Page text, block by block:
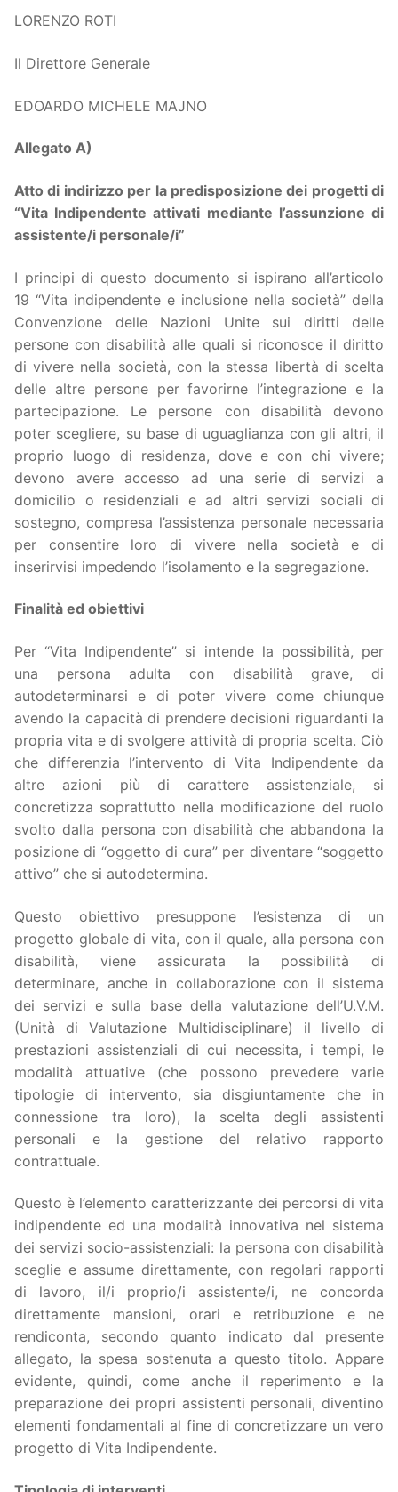
LORENZO ROTI
Il Direttore Generale
EDOARDO MICHELE MAJNO
Allegato A)
Atto di indirizzo per la predisposizione dei progetti di
“Vita Indipendente attivati mediante l’assunzione di
assistente/i personale/i”
I principi di questo documento si ispirano all’articolo
19 “Vita indipendente e inclusione nella società” della
Convenzione delle Nazioni Unite sui diritti delle
persone con disabilità alle quali si riconosce il diritto
di vivere nella società, con la stessa libertà di scelta
delle altre persone per favorirne l’integrazione e la
partecipazione. Le persone con disabilità devono
poter scegliere, su base di uguaglianza con gli altri, il
proprio luogo di residenza, dove e con chi vivere;
devono avere accesso ad una serie di servizi a
domicilio o residenziali e ad altri servizi sociali di
sostegno, compresa l’assistenza personale necessaria
per consentire loro di vivere nella società e di
inserirvisi impedendo l’isolamento e la segregazione.
Finalità ed obiettivi
Per “Vita Indipendente” si intende la possibilità, per
una persona adulta con disabilità grave, di
autodeterminarsi e di poter vivere come chiunque
avendo la capacità di prendere decisioni riguardanti la
propria vita e di svolgere attività di propria scelta. Ciò
che differenzia l’intervento di Vita Indipendente da
altre azioni più di carattere assistenziale, si
concretizza soprattutto nella modificazione del ruolo
svolto dalla persona con disabilità che abbandona la
posizione di “oggetto di cura” per diventare “soggetto
attivo” che si autodetermina.
Questo obiettivo presuppone l’esistenza di un
progetto globale di vita, con il quale, alla persona con
disabilità, viene assicurata la possibilità di
determinare, anche in collaborazione con il sistema
dei servizi e sulla base della valutazione dell’U.V.M.
(Unità di Valutazione Multidisciplinare) il livello di
prestazioni assistenziali di cui necessita, i tempi, le
modalità attuative (che possono prevedere varie
tipologie di intervento, sia disgiuntamente che in
connessione tra loro), la scelta degli assistenti
personali e la gestione del relativo rapporto
contrattuale.
Questo è l’elemento caratterizzante dei percorsi di vita
indipendente ed una modalità innovativa nel sistema
dei servizi socio-assistenziali: la persona con disabilità
sceglie e assume direttamente, con regolari rapporti
di lavoro, il/i proprio/i assistente/i, ne concorda
direttamente mansioni, orari e retribuzione e ne
rendiconta, secondo quanto indicato dal presente
allegato, la spesa sostenuta a questo titolo. Appare
evidente, quindi, come anche il reperimento e la
preparazione dei propri assistenti personali, diventino
elementi fondamentali al fine di concretizzare un vero
progetto di Vita Indipendente.